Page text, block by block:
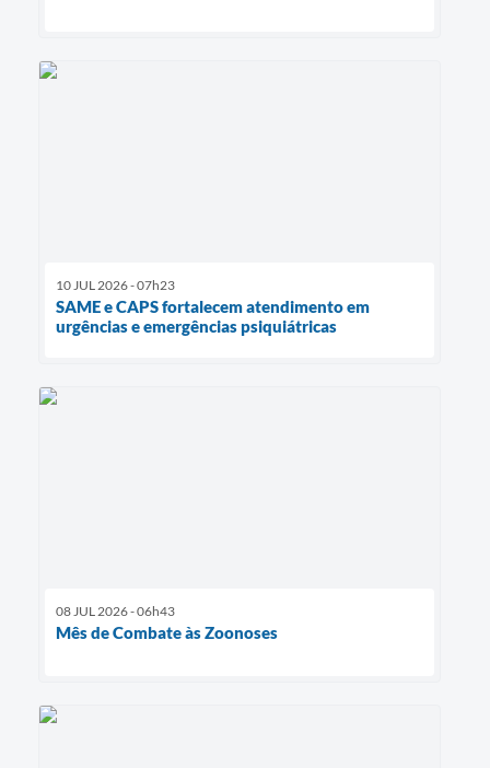
10 JUL 2026 - 07h23
SAME e CAPS fortalecem atendimento em
urgências e emergências psiquiátricas
08 JUL 2026 - 06h43
Mês de Combate às Zoonoses